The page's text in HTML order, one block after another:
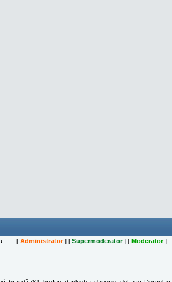
:: [ Administrator] [ Supermoderator] [ Moderator] ::